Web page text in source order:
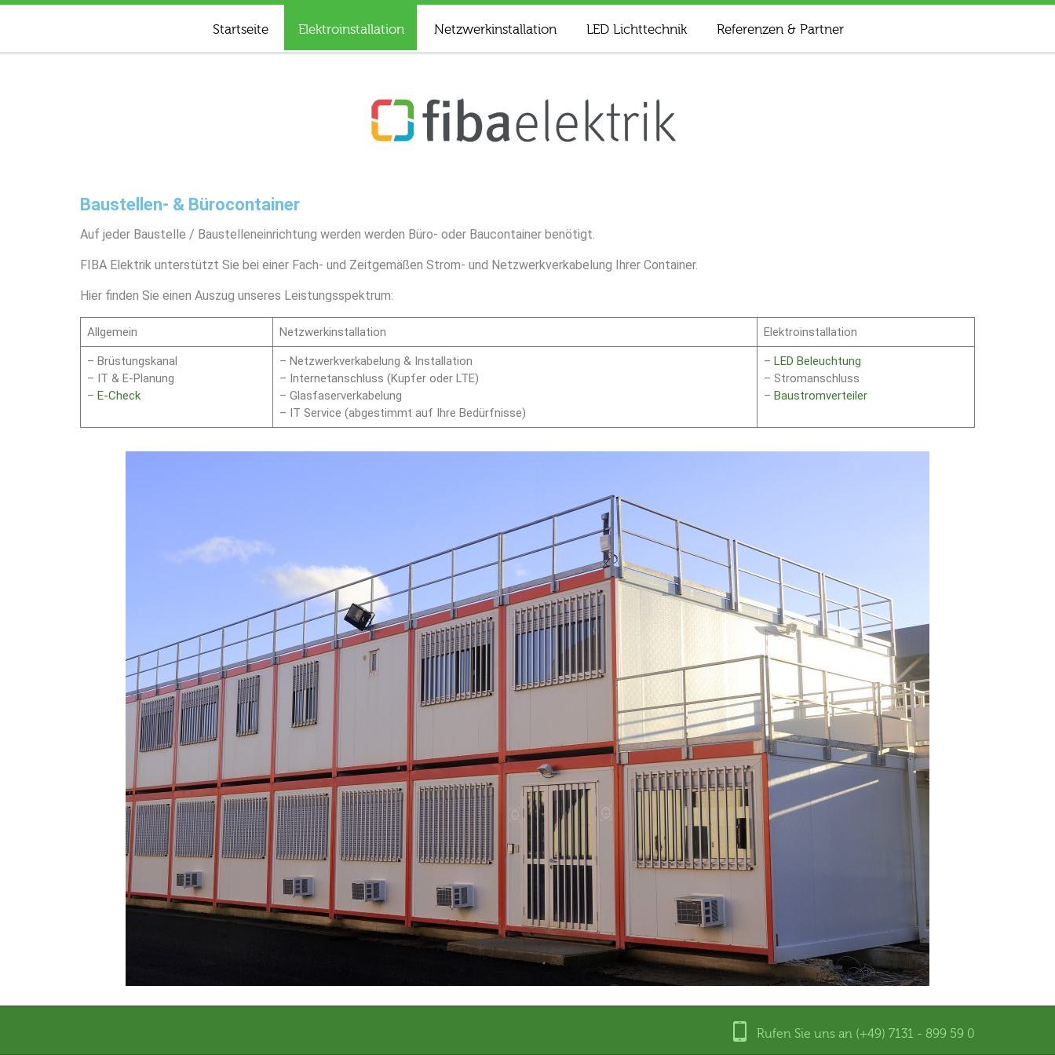
Startseite Elektroinstallation Netzwerkinstallation LED Lichttechnik Referenzen & Partner
Baustellen- & Bürocontainer
Auf jeder Baustelle / Baustelleneinrichtung werden werden Büro- oder Baucontainer benötigt.
FIBA Elektrik unterstützt Sie bei einer Fach- und Zeitgemäßen Strom- und Netzwerkverkabelung Ihrer Container.
Hier finden Sie einen Auszug unseres Leistungsspektrum:
Allgemein Netzwerkinstallation Elektroinstallation
– Brüstungskanal
– IT & E-Planung
– E-Check
– Netzwerkverkabelung & Installation
– Internetanschluss (Kupfer oder LTE)
– Glasfaserverkabelung
– IT Service (abgestimmt auf Ihre Bedürfnisse)
– LED Beleuchtung
– Stromanschluss
– Baustromverteiler
Rufen Sie uns an (+49) 7131 - 899 59 0